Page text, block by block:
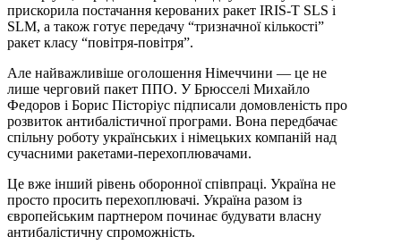
прискорила постачання керованих ракет IRIS-T SLS і
SLM, а також готує передачу “тризначної кількості”
ракет класу “повітря-повітря”.
Але найважливіше оголошення Німеччини — це не
лише черговий пакет ППО. У Брюсселі Михайло
Федоров і Борис Пісторіус підписали домовленість про
розвиток антибалістичної програми. Вона передбачає
спільну роботу українських і німецьких компаній над
сучасними ракетами-перехоплювачами.
Це вже інший рівень оборонної співпраці. Україна не
просто просить перехоплювачі. Україна разом із
європейським партнером починає будувати власну
антибалістичну спроможність.